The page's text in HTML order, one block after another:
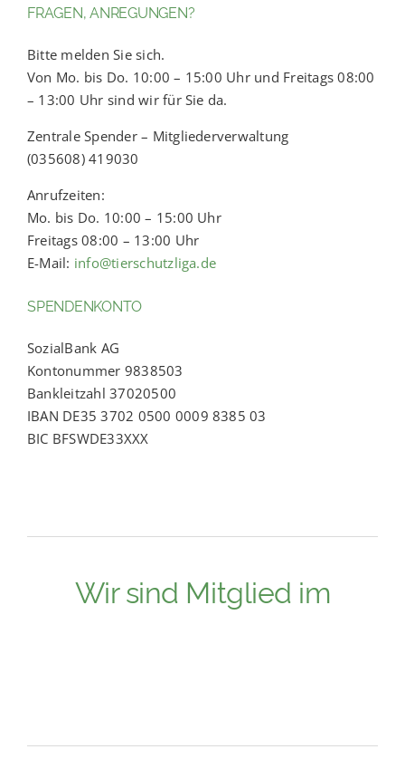
FRAGEN, ANREGUNGEN?
Bitte melden Sie sich.
Von Mo. bis Do. 10:00 – 15:00 Uhr und Freitags 08:00
– 13:00 Uhr sind wir für Sie da.
Zentrale Spender – Mitgliederverwaltung
(035608) 419030
Anrufzeiten:
Mo. bis Do. 10:00 – 15:00 Uhr
Freitags 08:00 – 13:00 Uhr
E-Mail: info@tierschutzliga.de
SPENDENKONTO
SozialBank AG
Kontonummer 9838503
Bankleitzahl 37020500
IBAN DE35 3702 0500 0009 8385 03
BIC BFSWDE33XXX
Wir sind Mitglied im